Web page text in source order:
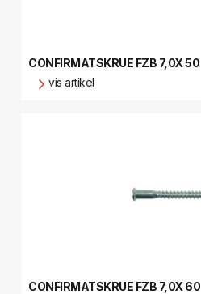
CONFIRMATSKRUE FZB 7,0X 50
vis artikel
CONFIRMATSKRUE FZB 7,0X 60